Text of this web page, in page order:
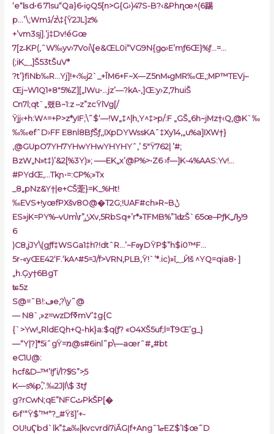
‘e“ʪd•6 71su“Qa}6•iǫQ5[n>G{G›)47S-B?‹&Phղœ^(6踢
p…’\;Wmڏ/z\‡{Ÿ2JL]z%
+’vm3sj].’j‡Dv!éGœ
7[z˵KP(,ˆW‰yv›7Voi\[e&ŒL0i“VG9N{gѻ›E’mƒ6Œ}%ƒ…=…
(;iK؁]Š53tŠuV*
?t’}fiNb‰R…Yj]!+‹‰j2`_+ĬM6+F~X—Z5nM‹̵gMR‰Œ,;MP™TEVj–
Œj~W1Q1+8″5%Z][„lWu•…jz’—?kA-‚]Œ:y›Z,7huiŠ
Cn7l;qt`„랬B~1:z –z”zcŸlVg[/
Ÿjj‹+h:W^=+P>z*yIF;\˜$‘—!W„‡^|h,Y^‡>p/:F „GŠ„6h~jMz†‹Q,@K`‰
‰‰efˆD›FF E8nl8BƒŠƒ‚‚IXpDYWssKAˆ‡Xy14‚„u%a]IXW†}
‚@GUpO7YH7YHwYHwYHYHYˆ,’ 5″Ÿ762| ’#;
BzW„N»t‡)’&2[%3Y)»; —–EK„x’@P%>•Z6 ›f—]K-4%AAS:Yv!…
#PYdŒ‚…Tkɲ•=:CP%;»Tx
_8„pNz&Y†|e+CŠ萣}=K_%Ht!
‰EVS+!yœfPXšv8O@�T2G;!UAF#ch»R~Bݨ
ES»jK=PY%–vUm\r”ֳ֦ݩXv,5RbSq+’r*»TFMB%”1ʣŠ`65œ–PƒK„Ԡ!9
6
)C8‚jJY\(gƒf‡WSGa1‡h?!dtˆR…’~FѹDŸР$”h$i0™F…
5r-«yŒE42‘F.‘kA^#5=J/f>VRN‚PLB‚Ÿ!`’*.ic)»ǐ؁Ѝš ^YQ=qia8• ]
„h.Ģy†6BgT
ʨ5z
S@=ˆB!:ڡe,?\y˜@
— N8`,»z=wzDfߧmV’‡g{C
{`>Yw!„RldEQh+Q-hk}a:$q(ƒ? «O4XŠ5uf;l=T̾9Œ’g_}
—“Y|?]*5iˆgŸ=מ@s#6inl˜p\—aœrˆ#„#bt
eC1U@:
hcf&D–™’Iƒ’i/l?$ͥS”>֣5
K—s%p֠,’.‰2J|I\$ 3tƒ
g?rCwN;qE”NFCثPkŠP[�
6›f‘“Ÿ$’™“?_#Ÿš]’+-
OU!uҀbd`lk”‡ܣ‰|kvcvrdi7iĀGĮf+Angˆ1ޏEZ$’I$œ˜D